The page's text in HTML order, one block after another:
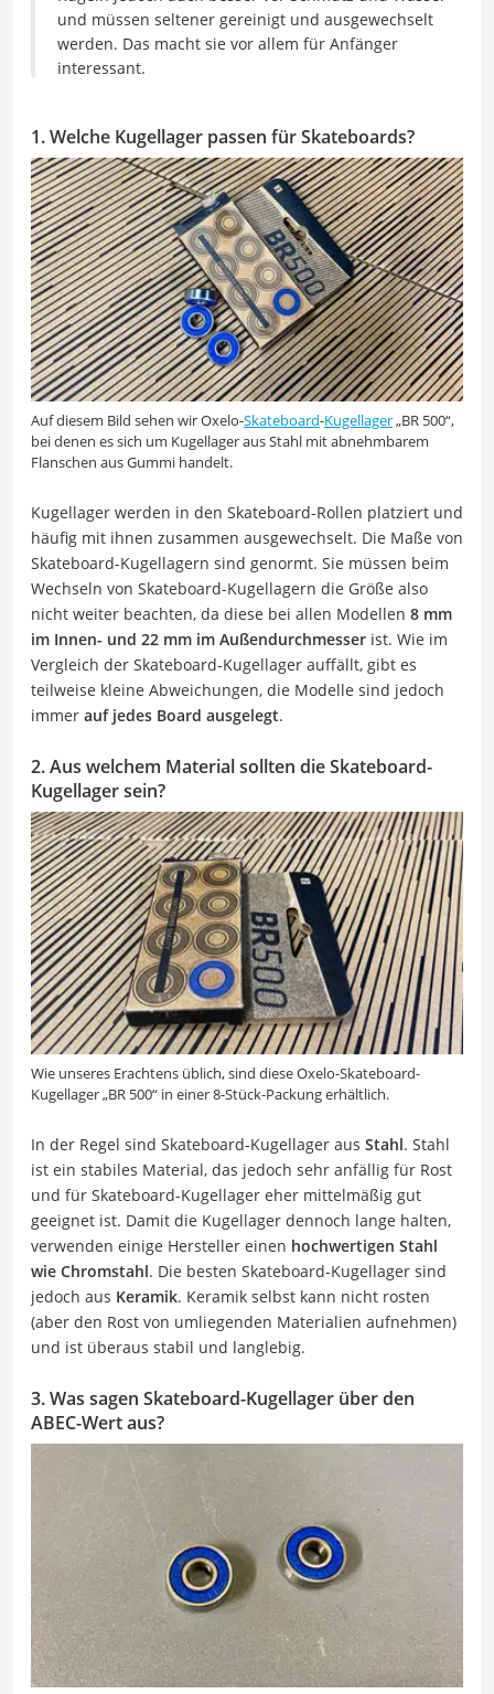
und müssen seltener gereinigt und ausgewechselt
werden. Das macht sie vor allem für Anfänger
interessant.
1. Welche Kugellager passen für Skateboards?
Auf diesem Bild sehen wir Oxelo-Skateboard-Kugellager„BR 500“,
bei denen es sich um Kugellager aus Stahl mit abnehmbarem
Flanschen aus Gummi handelt.
Kugellager werden in den Skateboard-Rollen platziert und
häufig mit ihnen zusammen ausgewechselt. Die Maße von
Skateboard-Kugellagern sind genormt. Sie müssen beim
Wechseln von Skateboard-Kugellagern die Größe also
nicht weiter beachten, da diese bei allen Modellen 8 mm
im Innen- und 22 mm im Außendurchmesser ist. Wie im
Vergleich der Skateboard-Kugellager auffällt, gibt es
teilweise kleine Abweichungen, die Modelle sind jedoch
immer auf jedes Board ausgelegt.
2. Aus welchem Material sollten die Skateboard-
Kugellager sein?
Wie unseres Erachtens üblich, sind diese Oxelo-Skateboard-
Kugellager „BR 500“ in einer 8-Stück-Packung erhältlich.
In der Regel sind Skateboard-Kugellager aus Stahl. Stahl
ist ein stabiles Material, das jedoch sehr anfällig für Rost
und für Skateboard-Kugellager eher mittelmäßig gut
geeignet ist. Damit die Kugellager dennoch lange halten,
verwenden einige Hersteller einen hochwertigen Stahl
wie Chromstahl. Die besten Skateboard-Kugellager sind
jedoch aus Keramik. Keramik selbst kann nicht rosten
(aber den Rost von umliegenden Materialien aufnehmen)
und ist überaus stabil und langlebig.
3. Was sagen Skateboard-Kugellager über den
ABEC-Wert aus?